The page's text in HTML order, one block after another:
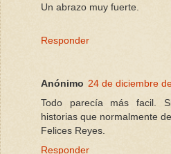
Un abrazo muy fuerte.
Responder
Anónimo 24 de diciembre
Todo parecía más facil.
historias que normalmente
Felices Reyes.
Responder